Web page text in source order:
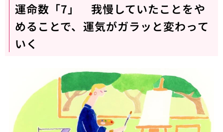
運命数「7」 我慢していたことをや
めることで、運気がガラッと変わって
いく